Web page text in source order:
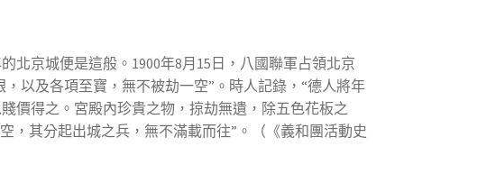
北京城便是這般。1900年8月15日，八國聯軍占領北京
以及各項至寶，無不被劫一空”。時人記錄，“德人將年
價得之。宮殿內珍貴之物，掠劫無遺，除五色花板之
，其分起出城之兵，無不滿載而往”。（《義和團活動史